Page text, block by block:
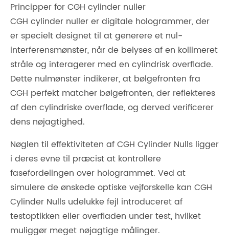
Principper for CGH cylinder nuller
CGH cylinder nuller er digitale hologrammer, der
er specielt designet til at generere et nul-
interferensmønster, når de belyses af en kollimeret
stråle og interagerer med en cylindrisk overflade.
Dette nulmønster indikerer, at bølgefronten fra
CGH perfekt matcher bølgefronten, der reflekteres
af den cylindriske overflade, og derved verificerer
dens nøjagtighed.
Nøglen til effektiviteten af ​​CGH Cylinder Nulls ligger
i deres evne til præcist at kontrollere
fasefordelingen over hologrammet. Ved at
simulere de ønskede optiske vejforskelle kan CGH
Cylinder Nulls udelukke fejl introduceret af
testoptikken eller overfladen under test, hvilket
muliggør meget nøjagtige målinger.